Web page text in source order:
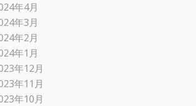
年4月
年3月
年2月
年1月
年12月
年11月
年10月